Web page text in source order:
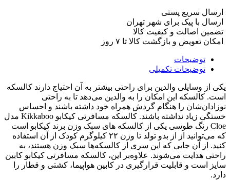
ارسال سریع پستی
ارسال با پیک برای شهر تهران
تضمین اصالت و کیفیت کالا
امکان تعویض و بازگشت کالا تا ۷ روز
توضیحات
توضیحات تکمیلی
یکی از وسایلی والدین برای راحتی بیشتر به آن احتیاج دارند کالسکه
است. کالسکه این امکان را به والدین می‌دهد تا به راحتی
نوزادان‌شان را هنگام گردش همراه خود داشته باشند و احساس
خستگی زیاد نداشته باشند. کالسکه مسافرتی کیکابو Kikkaboo مدل
Cloe رنگ طوسی یکی از کالسکه های سبک وزن برند کیکابو است
که می‌توانید از از بدو تولد تا وزن ۲۲ کیلوگرم کودک از آن استفاده
کنید. از آن جایی که این سری از کالسکه‌ها سبک وزن هستند، به
راحتی هدایت می‌شوند. علاوه‌بر این، کالسکه مسافرتی کیکابو کابین
سایز است و قابلیت قرارگیری در کابین هواپیما، کشتی و قطار را
دارد.